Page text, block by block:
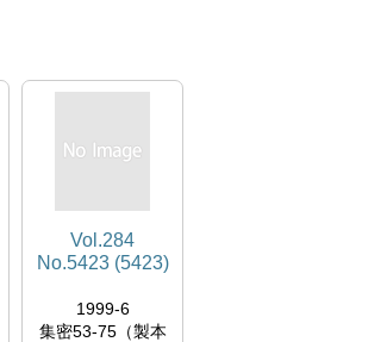
Vol.284
No.5423 (5423)
1999-6
集密53-75（製本